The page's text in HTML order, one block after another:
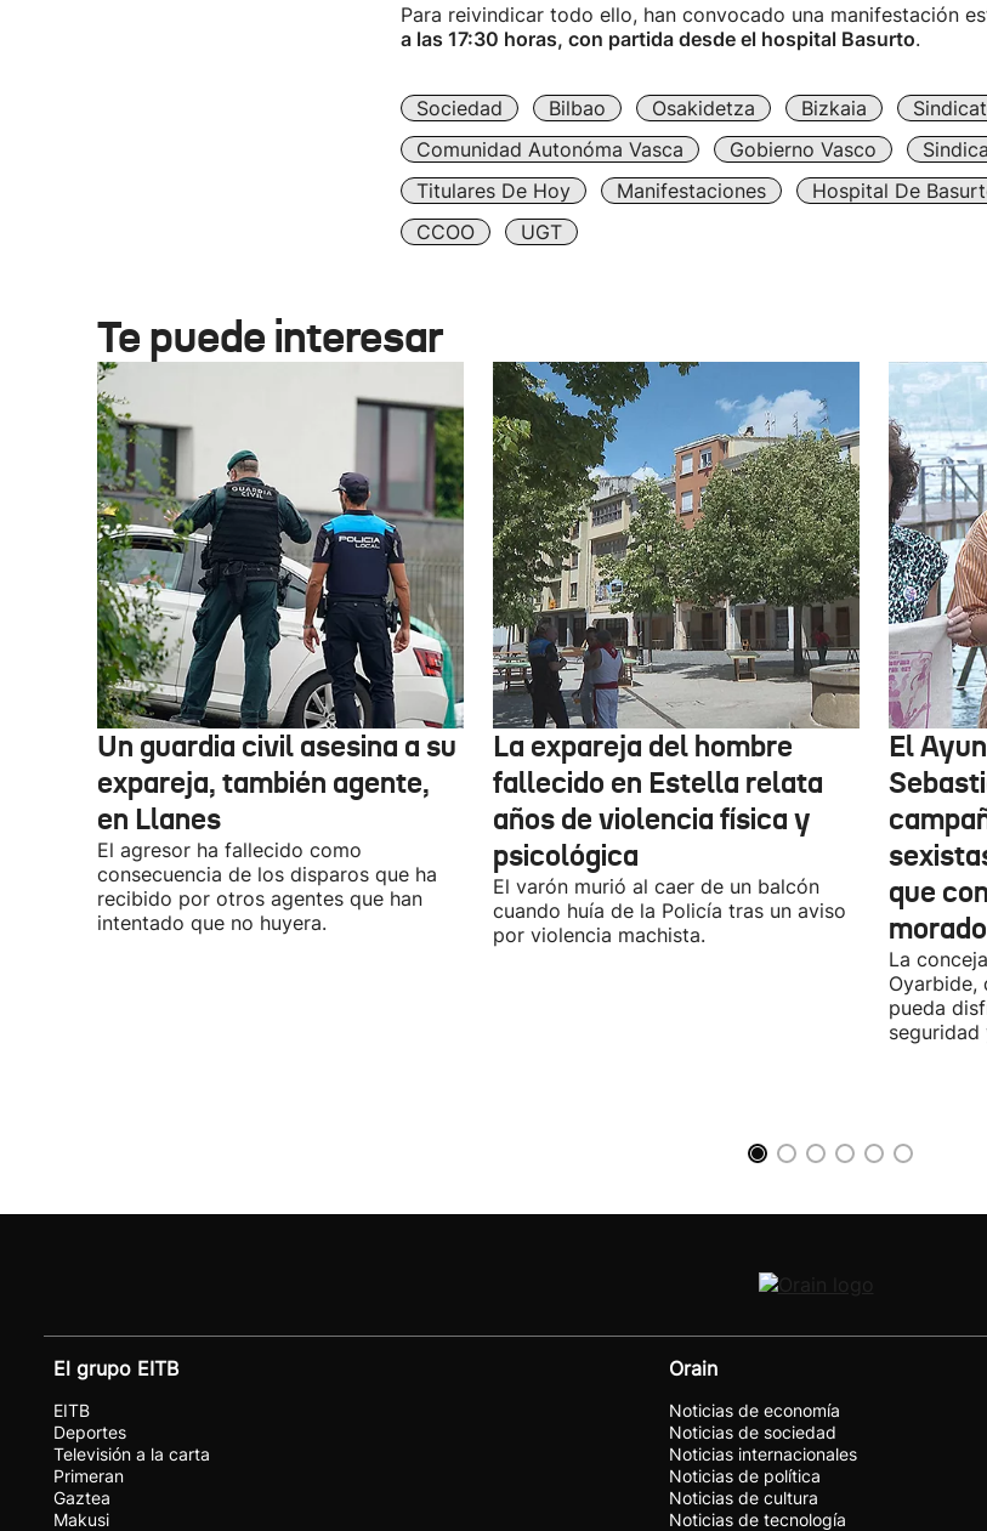
Para reivindicar todo ello, han convocado una manifestación
a las 17:30 horas, con partida desde el hospital Basurto.
Sociedad Bilbao Osakidetza Bizkaia
Comunidad Autonóma Vasca
Gobierno Vasco
Titulares De Hoy
Manifestaciones Hospital De
CCOO
UGT
Te puede interesar
Un guardia civil asesina a su
expareja, también agente,
en Llanes
El agresor ha fallecido como
consecuencia de los disparos que ha
recibido por otros agentes que han
intentado que no huyera.
La expareja del hombre
fallecido en Estella relata
años de violencia física y
psicológica
El varón murió al caer de un balcón
cuando huía de la Policía tras un aviso
por violencia machista.
El
que
La
Oyarbide,
pueda
seguridad
El grupo EITB
EITB
Deportes
Televisión a la carta
Primeran
Gaztea
Makusi
Orain
Noticias de economía
Noticias de sociedad
Noticias internacionales
Noticias de política
Noticias de cultura
Noticias de tecnología